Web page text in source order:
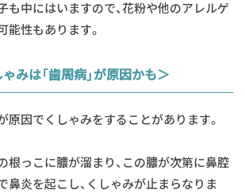
も中にはいますので、花粉や他のアレルゲ
能性もあります。
みは「歯周病」が原因かも＞
原因でくしゃみをすることがあります。
根っこに膿が溜まり、この膿が次第に鼻腔
鼻炎を起こし、くしゃみが止まらなりま